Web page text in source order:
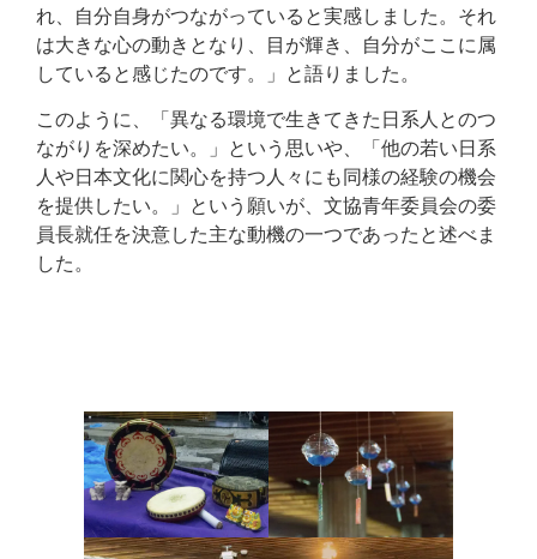
れ、自分自身がつながっていると実感しました。それ
は大きな心の動きとなり、目が輝き、自分がここに属
していると感じたのです。」と語りました。
このように、「異なる環境で生きてきた日系人とのつ
ながりを深めたい。」という思いや、「他の若い日系
人や日本文化に関心を持つ人々にも同様の経験の機会
を提供したい。」という願いが、文協青年委員会の委
員長就任を決意した主な動機の一つであったと述べま
した。